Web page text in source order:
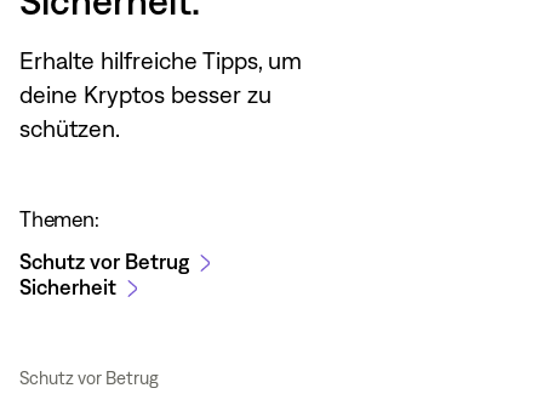
Erhalte hilfreiche Tipps, um
deine Kryptos besser zu
schützen.
Themen:
Schutz vor Betrug
Sicherheit
Schutz vor Betrug